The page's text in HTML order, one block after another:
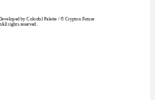
by Colorful Palette / © Crypton Future
rights reserved.